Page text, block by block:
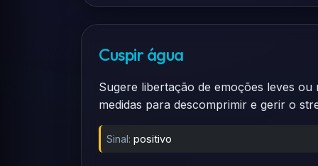
Cuspir água
Sugere libertação de emoções leves
medidas para descomprimir e gerir o
Sinal: positivo